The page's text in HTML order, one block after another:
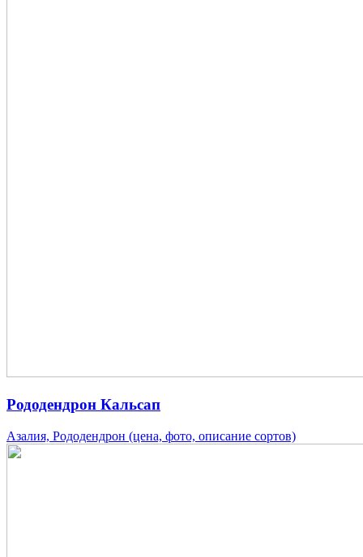
Рододендрон Кальсап
Азалия, Рододендрон (цена, фото, описание сортов)